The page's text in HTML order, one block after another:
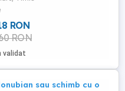
RON
RON
validat
sau schimb cu o